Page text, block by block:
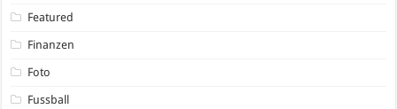
Featured
Finanzen
Foto
Fussball